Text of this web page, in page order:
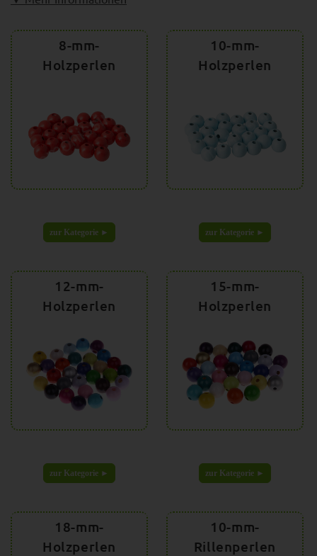
8-mm-
Holzperlen
zur Kategorie ►
10-mm-
Holzperlen
zur Kategorie ►
12-mm-
Holzperlen
zur Kategorie ►
15-mm-
Holzperlen
zur Kategorie ►
18-mm-
Holzperlen
10-mm-
Rillenperlen